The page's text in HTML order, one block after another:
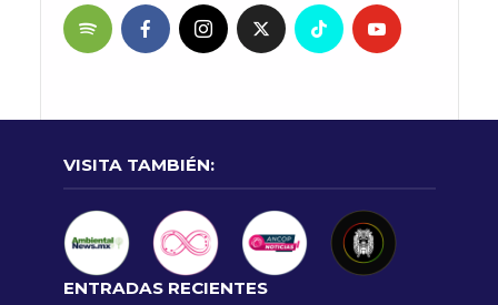
VISITA TAMBIÉN:
ENTRADAS RECIENTES